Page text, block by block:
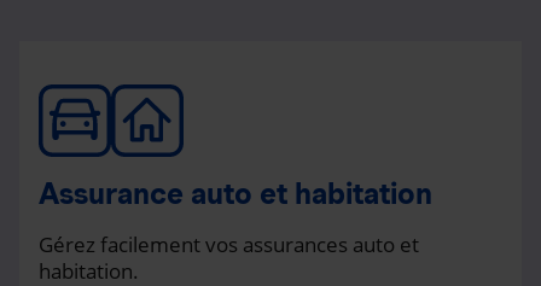
Assurance auto et habitation
Gérez facilement vos assurances auto et
habitation.